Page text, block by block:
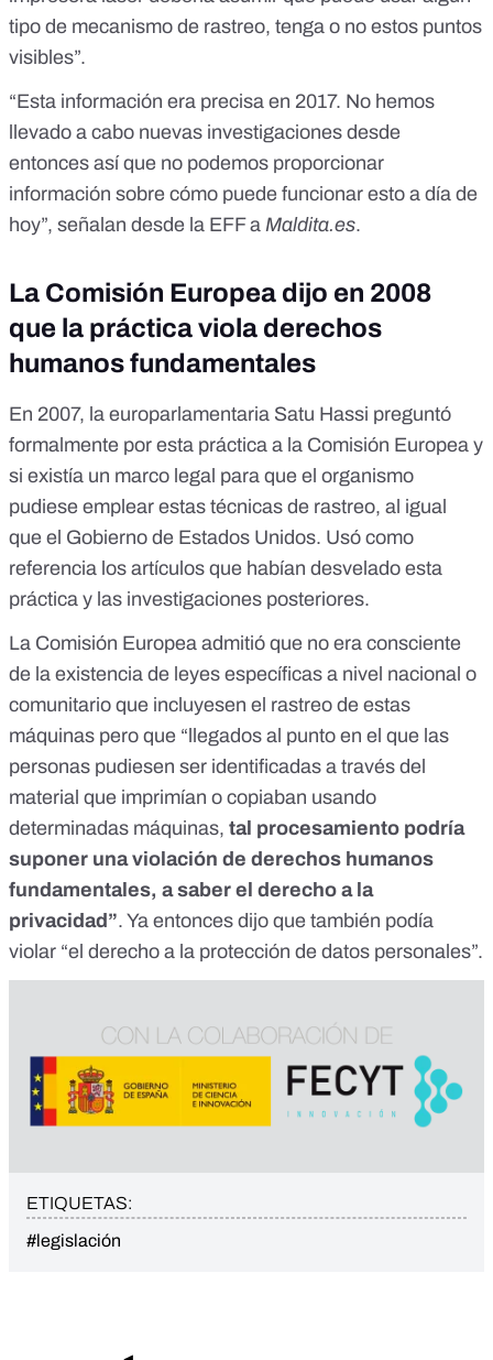
tipo de mecanismo de rastreo, tenga o no estos puntos
visibles”.
“Esta información era precisa en 2017. No hemos
llevado a cabo nuevas investigaciones desde
entonces así que no podemos proporcionar
información sobre cómo puede funcionar esto a día de
hoy”, señalan desde la EFF a Maldita.es.
La Comisión Europea dijo en 2008
que la práctica viola derechos
humanos fundamentales
En 2007, la europarlamentaria Satu Hassi preguntó
formalmente por esta práctica a la Comisión Europea y
si existía un marco legal para que el organismo
pudiese emplear estas técnicas de rastreo, al igual
que el Gobierno de Estados Unidos. Usó como
referencia los artículos que habían desvelado esta
práctica y las investigaciones posteriores.
La Comisión Europea admitió que no era consciente
de la existencia de leyes específicas a nivel nacional o
comunitario que incluyesen el rastreo de estas
máquinas pero que “llegados al punto en el que las
personas pudiesen ser identificadas a través del
material que imprimían o copiaban usando
determinadas máquinas, tal procesamiento podría
suponer una violación de derechos humanos
fundamentales, a saber el derecho a la
privacidad”. Ya entonces dijo que también podía
violar “el derecho a la protección de datos personales”.
ETIQUETAS:
#legislación